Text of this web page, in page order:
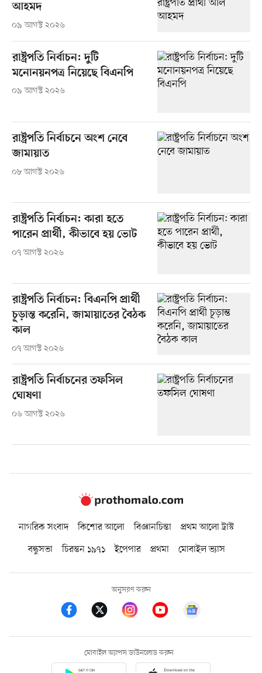
আহমদ
০৯ আগস্ট ২০২৬
রাষ্ট্রপতি নির্বাচন: দুটি
মনোনয়নপত্র নিয়েছে বিএনপি
০৯ আগস্ট ২০২৬
রাষ্ট্রপতি নির্বাচনে অংশ নেবে
জামায়াত
০৮ আগস্ট ২০২৬
রাষ্ট্রপতি নির্বাচন: কারা হতে
পারেন প্রার্থী, কীভাবে হয় ভোট
০৭ আগস্ট ২০২৬
রাষ্ট্রপতি নির্বাচন: বিএনপি প্রার্থী
চূড়ান্ত করেনি, জামায়াতের বৈঠক
কাল
০৭ আগস্ট ২০২৬
রাষ্ট্রপতি নির্বাচনের তফসিল
ঘোষণা
০৬ আগস্ট ২০২৬
নাগরিক সংবাদ কিশোর আলো বিজ্ঞানচিন্তা
প্রথম আলো ট্রাস্ট
বন্ধুসভা
চিরন্তন ১৯৭১ ইপেপার প্রথমা মোবাইল ভ্যাস
অনুসরণ করুন
মোবাইল অ্যাপস ডাউনলোড করুন